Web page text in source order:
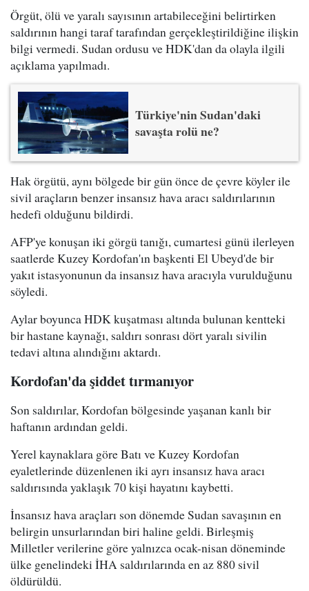
Örgüt, ölü ve yaralı sayısının artabileceğini belirtirken
saldırının hangi taraf tarafından gerçekleştirildiğine ilişkin
bilgi vermedi. Sudan ordusu ve HDK'dan da olayla ilgili
açıklama yapılmadı.
Türkiye'nin Sudan'daki
savaşta rolü ne?
Hak örgütü, aynı bölgede bir gün önce de çevre köyler ile
sivil araçların benzer insansız hava aracı saldırılarının
hedefi olduğunu bildirdi.
AFP'ye konuşan iki görgü tanığı, cumartesi günü ilerleyen
saatlerde Kuzey Kordofan'ın başkenti El Ubeyd'de bir
yakıt istasyonunun da insansız hava aracıyla vurulduğunu
söyledi.
Aylar boyunca HDK kuşatması altında bulunan kentteki
bir hastane kaynağı, saldırı sonrası dört yaralı sivilin
tedavi altına alındığını aktardı.
Kordofan'da şiddet tırmanıyor
Son saldırılar, Kordofan bölgesinde yaşanan kanlı bir
haftanın ardından geldi.
Yerel kaynaklara göre Batı ve Kuzey Kordofan
eyaletlerinde düzenlenen iki ayrı insansız hava aracı
saldırısında yaklaşık 70 kişi hayatını kaybetti.
İnsansız hava araçları son dönemde Sudan savaşının en
belirgin unsurlarından biri haline geldi. Birleşmiş
Milletler verilerine göre yalnızca ocak-nisan döneminde
ülke genelindeki İHA saldırılarında en az 880 sivil
öldürüldü.